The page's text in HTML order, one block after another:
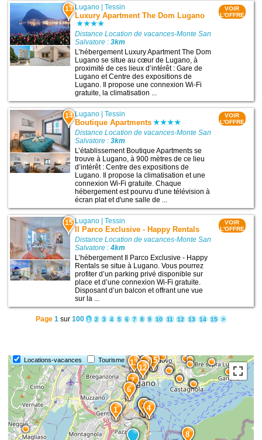
13 Lugano |Tessin
Luxury Apartment The Dom Lugano
Distance Location de vacances-Monte San
Salvatore :3km
L’hébergement Luxury Apartment The Dom
Lugano se situe au cœur de Lugano, à
proximité de ces lieux d’intérêt : Gare de
Lugano et Centre des expositions de
Lugano. Il propose une connexion Wi-Fi
gratuite, la climatisation ...
VOIR
L'OFFRE
14 Lugano |Tessin
Boutique Apartments
Distance Location de vacances-Monte San
Salvatore :3km
L’établissement Boutique Apartments se
trouve à Lugano, à 900 mètres de ce lieu
d’intérêt : Centre des expositions de
Lugano. Il propose la climatisation et une
connexion Wi-Fi gratuite. Chaque
hébergement est pourvu d'une télévision à
écran plat et d'une salle de ...
VOIR
L'OFFRE
15 Lugano |Tessin
Il Parco Exclusive - Happy Rentals
Distance Location de vacances-Monte San
Salvatore :4km
L’hébergement Il Parco Exclusive - Happy
Rentals se situe à Lugano. Vous pourrez
profiter d’un parking privé disponible sur
place et d’une connexion Wi-Fi gratuite.
Disposant d’un balcon et offrant une vue
sur la ...
VOIR
L'OFFRE
Page 1 sur 100 1 2 3 4 5 6 7 8 9 10 11 12 13 14 15 >
Locations-vacances Tourisme 15
14
13
12
8
7
6
4
3
2
1